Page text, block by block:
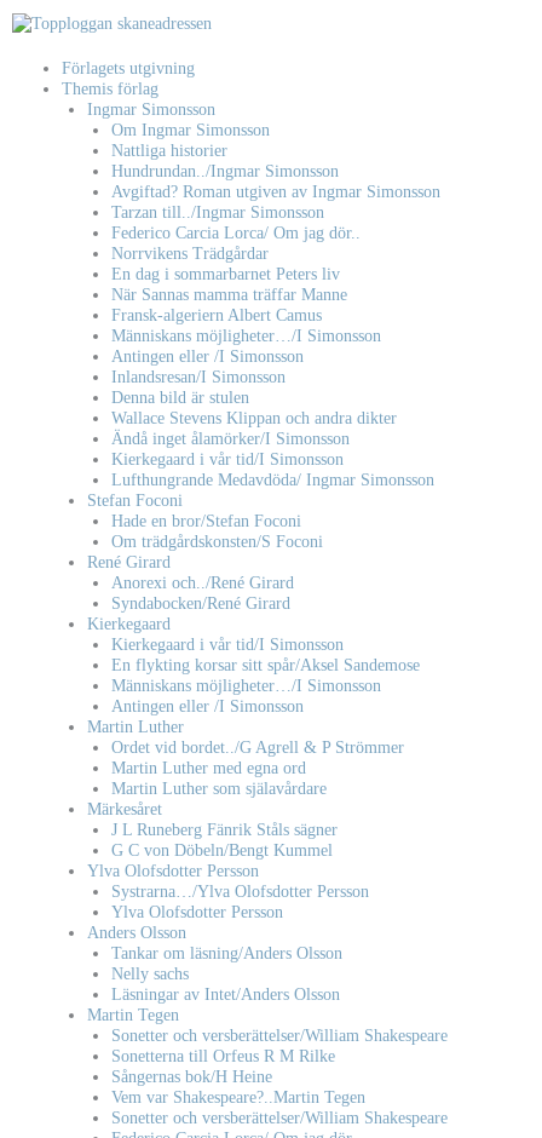
Hoppa
till
Förlagets utgivning
Themis förlag
Ingmar Simonsson
Om Ingmar Simonsson
Nattliga historier
Hundrundan../Ingmar Simonsson
Avgiftad? Roman utgiven av Ingmar Simonsson
Tarzan till../Ingmar Simonsson
Federico Carcia Lorca/ Om jag dör..
Norrvikens Trädgårdar
En dag i sommarbarnet Peters liv
När Sannas mamma träffar Manne
Fransk-algeriern Albert Camus
Människans möjligheter…/I Simonsson
Antingen eller /I Simonsson
Inlandsresan/I Simonsson
Denna bild är stulen
Wallace Stevens Klippan och andra dikter
Ändå inget ålamörker/I Simonsson
Kierkegaard i vår tid/I Simonsson
Lufthungrande Medavdöda/ Ingmar Simonsson
Stefan Foconi
Hade en bror/Stefan Foconi
Om trädgårdskonsten/S Foconi
René Girard
Anorexi och../René Girard
Syndabocken/René Girard
Kierkegaard
Kierkegaard i vår tid/I Simonsson
En flykting korsar sitt spår/Aksel Sandemose
Människans möjligheter…/I Simonsson
Antingen eller /I Simonsson
Martin Luther
Ordet vid bordet../G Agrell & P Strömmer
Martin Luther med egna ord
Martin Luther som själavårdare
Märkesåret
J L Runeberg Fänrik Ståls sägner
G C von Döbeln/Bengt Kummel
Ylva Olofsdotter Persson
Systrarna…/Ylva Olofsdotter Persson
Ylva Olofsdotter Persson
Anders Olsson
Tankar om läsning/Anders Olsson
Nelly sachs
Läsningar av Intet/Anders Olsson
Martin Tegen
Sonetter och versberättelser/William Shakespeare
Sonetterna till Orfeus R M Rilke
Sångernas bok/H Heine
Vem var Shakespeare?..Martin Tegen
Sonetter och versberättelser/William Shakespeare